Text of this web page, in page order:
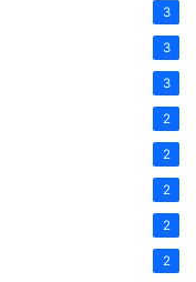
3
3
3
2
2
2
2
2